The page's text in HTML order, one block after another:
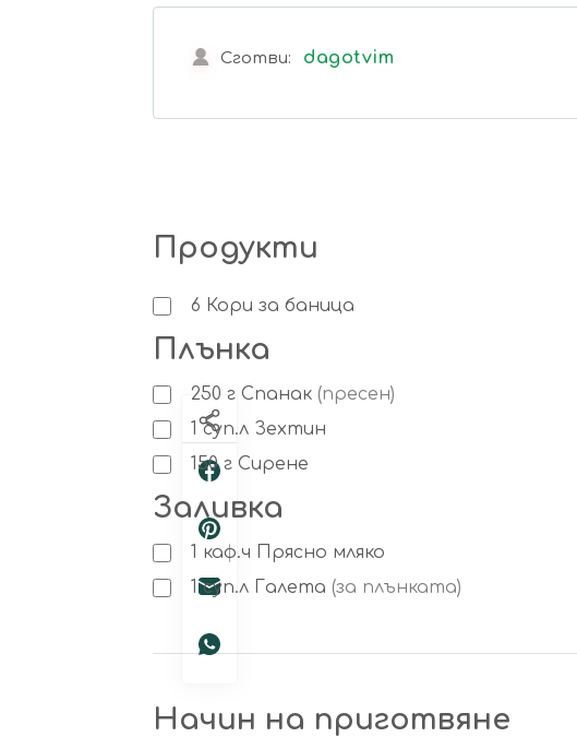
Сготви: dagotvim
Продукти
6 Кори за баница
Плънка
250 г Спанак (пресен)
1 суп.л Зехтин
150 г Сирене
Заливка
1 каф.ч Прясно мляко
1 суп.л Галета (за плънката)
Начин на приготвяне